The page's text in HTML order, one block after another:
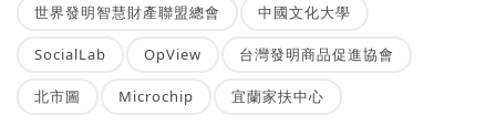
世界發明智慧財產聯盟總會 中國文化大學
SocialLab OpView 台灣發明商品促進協會
北市圖 Microchip 宜蘭家扶中心